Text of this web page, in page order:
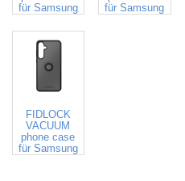
für Samsung
für Samsung
FIDLOCK
VACUUM
phone case
für Samsung